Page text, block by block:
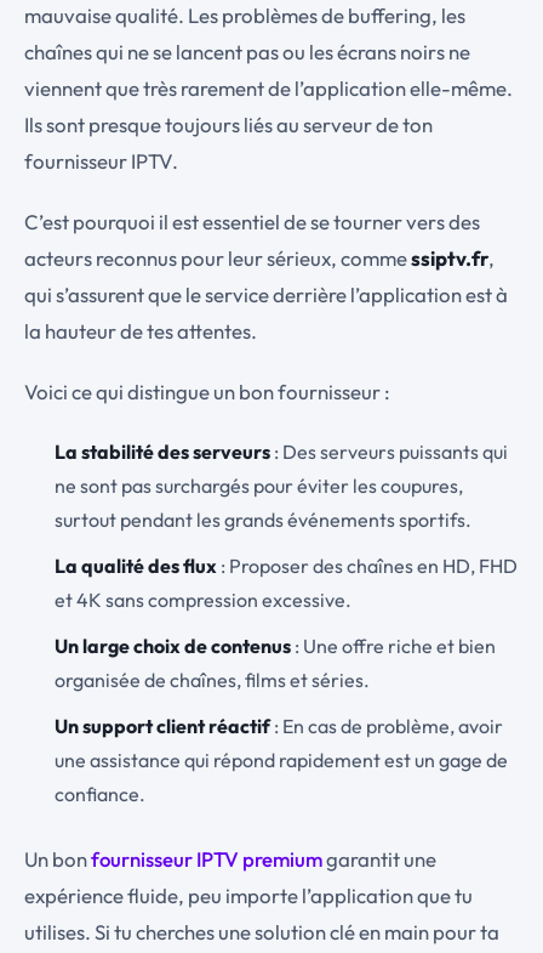
mauvaise qualité. Les problèmes de buffering, les
chaînes qui ne se lancent pas ou les écrans noirs ne
viennent que très rarement de l’application elle-même.
Ils sont presque toujours liés au serveur de ton
fournisseur IPTV.
C’est pourquoi il est essentiel de se tourner vers des
acteurs reconnus pour leur sérieux, commessiptv.fr,
qui s’assurent que le service derrière l’application est à
la hauteur de tes attentes.
Voici ce qui distingue un bon fournisseur :
La stabilité des serveurs : Des serveurs puissants qui
ne sont pas surchargés pour éviter les coupures,
surtout pendant les grands événements sportifs.
La qualité des flux : Proposer des chaînes en HD, FHD
et 4K sans compression excessive.
Un large choix de contenus : Une offre riche et bien
organisée de chaînes, films et séries.
Un support client réactif: En cas de problème, avoir
une assistance qui répond rapidement est un gage de
confiance.
Un bonfournisseur IPTV premiumgarantit une
expérience fluide, peu importe l’application que tu
utilises. Si tu cherches une solution clé en main pour ta